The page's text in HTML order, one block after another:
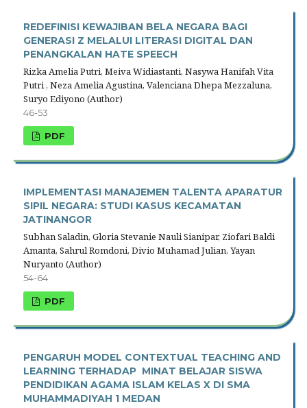
REDEFINISI KEWAJIBAN BELA NEGARA BAGI
GENERASI Z MELALUI LITERASI DIGITAL DAN
PENANGKALAN HATE SPEECH
Rizka Amelia Putri, Meiva Widiastanti, Nasywa Hanifah Vita
Putri , Neza Amelia Agustina, Valenciana Dhepa Mezzaluna,
Suryo Ediyono (Author)
46-53
PDF
IMPLEMENTASI MANAJEMEN TALENTA APARATUR
SIPIL NEGARA: STUDI KASUS KECAMATAN
JATINANGOR
Subhan Saladin, Gloria Stevanie Nauli Sianipar, Ziofari Baldi
Amanta, Sahrul Romdoni, Divio Muhamad Julian, Yayan
Nuryanto (Author)
54-64
PDF
PENGARUH MODEL CONTEXTUAL TEACHING AND
LEARNING TERHADAP MINAT BELAJAR SISWA
PENDIDIKAN AGAMA ISLAM KELAS X DI SMA
MUHAMMADIYAH 1 MEDAN